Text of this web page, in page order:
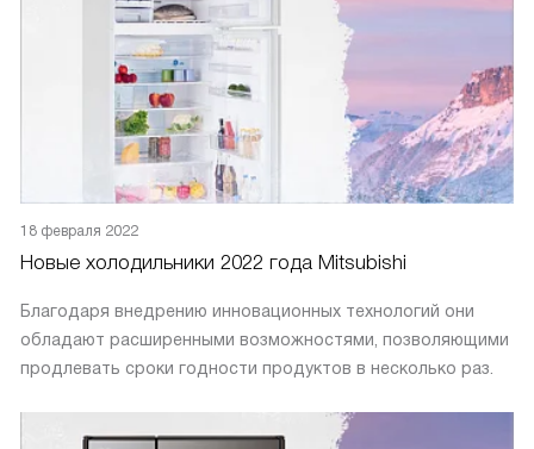
18 февраля 2022
Новые холодильники 2022 года Mitsubishi
Благодаря внедрению инновационных технологий они
обладают расширенными возможностями, позволяющими
продлевать сроки годности продуктов в несколько раз.